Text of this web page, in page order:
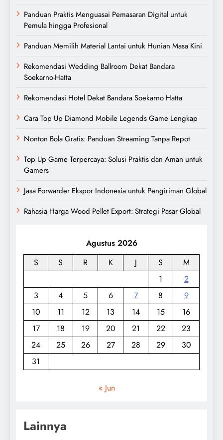
Panduan Praktis Menguasai Pemasaran Digital untuk
Pemula hingga Profesional
Panduan Memilih Material Lantai untuk Hunian Masa Kini
Rekomendasi Wedding Ballroom Dekat Bandara
Soekarno-Hatta
Rekomendasi Hotel Dekat Bandara Soekarno Hatta
Cara Top Up Diamond Mobile Legends Game Lengkap
Nonton Bola Gratis: Panduan Streaming Tanpa Repot
Top Up Game Terpercaya: Solusi Praktis dan Aman untuk
Gamers
Jasa Forwarder Ekspor Indonesia untuk Pengiriman Global
Rahasia Harga Wood Pellet Export: Strategi Pasar Global
Agustus 2026
S
S R K J S
M
1
2
3
4 5 6 7 8
9
10
11 12 13 14 15
16
17
18 19 20 21 22
23
24
25 26 27 28 29
30
31
« Jun
Lainnya